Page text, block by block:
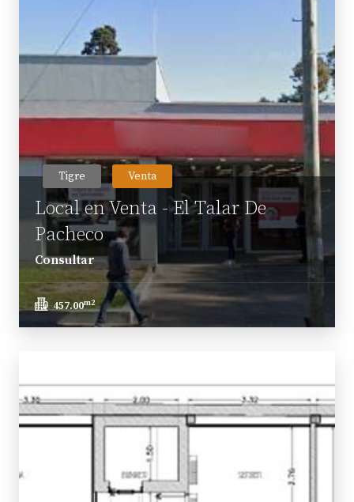
Tigre Venta
Local en Venta - El Talar De
Pacheco
Consultar
457.00m2